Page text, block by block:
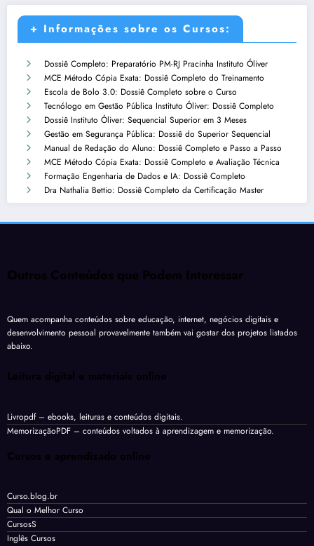
+ Informações sobre os Cursos:
Dossiê Completo: Preparatório PM-RJ Pracinha Instituto Óliver
MCE Método Cópia Exata: Dossiê Completo do Treinamento
Escola de Bolo 3.0: Dossiê Completo sobre o Curso
Tecnólogo em Gestão Pública Instituto Óliver: Dossiê Completo
Dossiê Instituto Óliver: Sequencial Superior em 3 Meses
Gestão em Segurança Pública: Dossiê do Superior Sequencial
Manual de Redação do Aluno: Dossiê Completo e Passo a Passo
MCE Método Cópia Exata: Dossiê Completo e Avaliação Técnica
Formação Engenharia de Dados e IA: Dossiê Completo
Dra Nathalia Bettio: Dossiê Completo da Certificação Master
Outros Conteúdos que Podem Interessar
Quem acompanha conteúdos sobre educação, internet, negócios digitais e
desenvolvimento pessoal provavelmente também vai gostar dos projetos listados
abaixo.
Leitura digital e materiais online
Livropdf– ebooks, leituras e conteúdos digitais.
MemorizaçãoPDF – conteúdos voltados à aprendizagem e memorização.
Cursos e aprendizado online
Curso.blog.br
Qual o Melhor Curso
CursosS
Inglês Cursos